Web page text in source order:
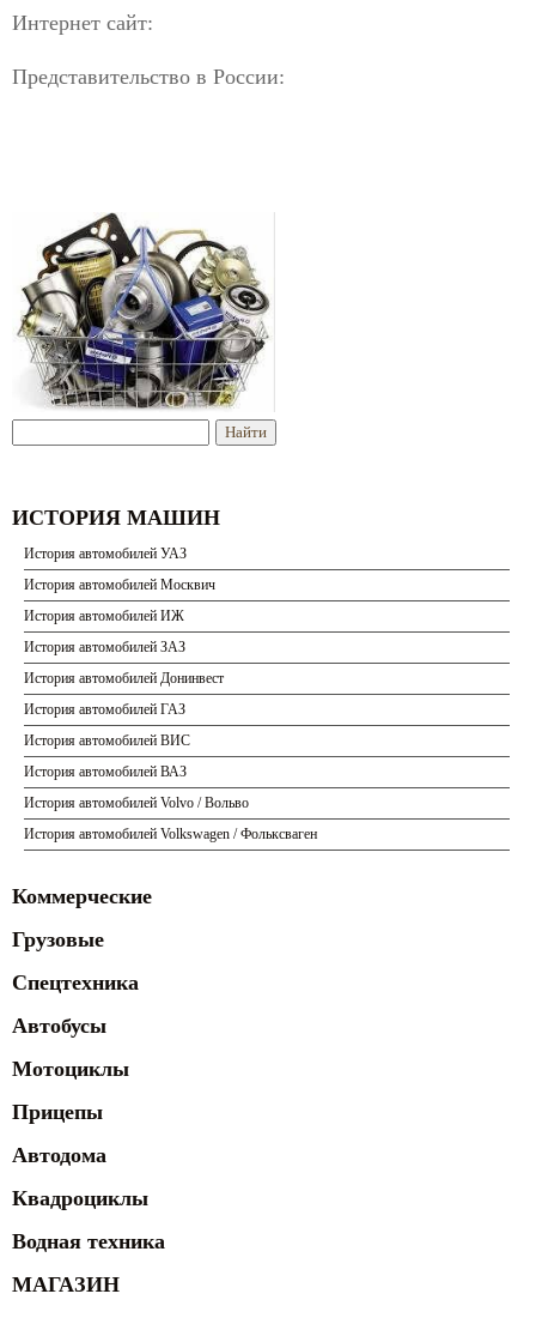
Интернет сайт:
Представительство в России:
ИСТОРИЯ МАШИН
История автомобилей УАЗ
История автомобилей Москвич
История автомобилей ИЖ
История автомобилей ЗАЗ
История автомобилей Донинвест
История автомобилей ГАЗ
История автомобилей ВИС
История автомобилей ВАЗ
История автомобилей Volvo / Вольво
История автомобилей Volkswagen / Фольксваген
Коммерческие
Грузовые
Спецтехника
Автобусы
Мотоциклы
Прицепы
Автодома
Квадроциклы
Водная техника
МАГАЗИН